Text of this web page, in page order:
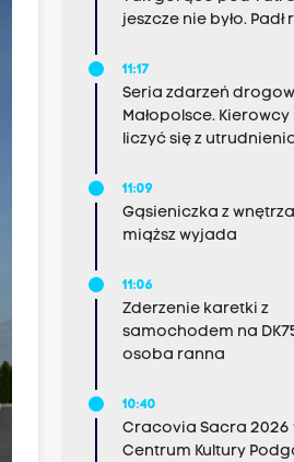
jeszcze nie było. Padł
11:17
Seria zdarzeń
Małopolsce. Kierowcy
liczyć się z
11:09
Gąsieniczka z
miąższ wyjada
11:06
Zderzenie karetki z
samochodem na
osoba ranna
10:40
Cracovia Sacra 2026
Centrum Kultury